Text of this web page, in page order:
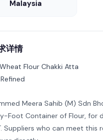
?
页的"提交报价"按钮,将批
买家实施认证流程,确保供
息?
Malaysia
详情
Flour Chakki Atta
Meera Sahib (M) Sdn
Foot Container of Flour, for
Suppliers who can meet